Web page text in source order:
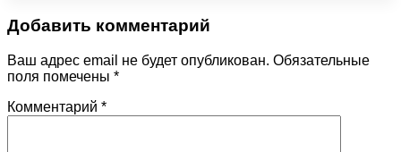
Добавить комментарий
Ваш адрес email не будет опубликован. Обязательные
поля помечены *
Комментарий *